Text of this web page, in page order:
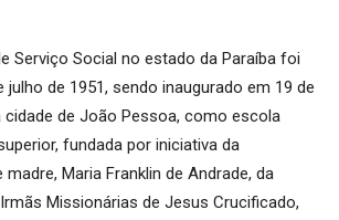
Serviço Social no estado da Paraíba foi
julho de 1951, sendo inaugurado em 19 de
cidade de João Pessoa, como escola
fundada por iniciativa da
Maria Franklin de Andrade, da
Missionárias de Jesus Crucificado,